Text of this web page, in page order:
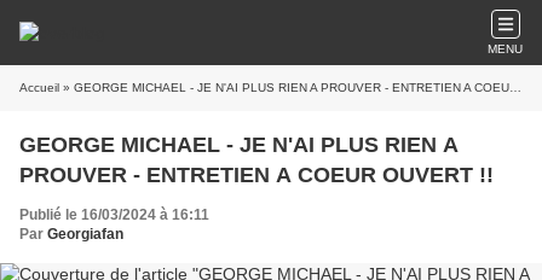
MENU
Accueil » GEORGE MICHAEL - JE N'AI PLUS RIEN A PROUVER - ENTRETIEN A COEUR OUVERT !!
GEORGE MICHAEL - JE N'AI PLUS RIEN A
PROUVER - ENTRETIEN A COEUR OUVERT !!
Publié le 16/03/2024 à 16:11
Par Georgiafan